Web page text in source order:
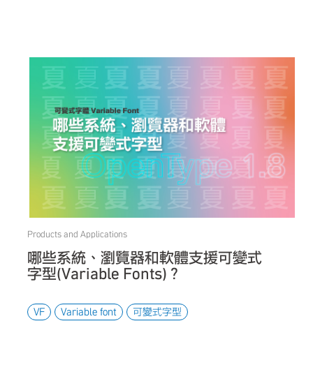
Products and Applications
哪些系統、瀏覽器和軟體支援可變式
字型(Variable Fonts)？
VF Variable font 可變式字型